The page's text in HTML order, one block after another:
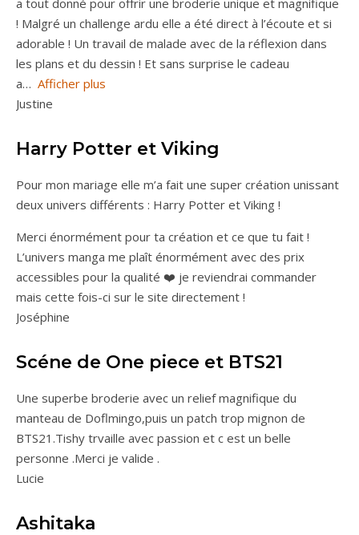
a tout donné pour offrir une broderie unique et magnifique
! Malgré un challenge ardu elle a été direct à l’écoute et si
adorable ! Un travail de malade avec de la réflexion dans
les plans et du dessin ! Et sans surprise le cadeau
a
Afficher plus
Justine
Harry Potter et Viking
Pour mon mariage elle m’a fait une super création unissant
deux univers différents : Harry Potter et Viking !
Merci énormément pour ta création et ce que tu fait !
L’univers manga me plaît énormément avec des prix
accessibles pour la qualité ❤️ je reviendrai commander
mais cette fois-ci sur le site directement !
Joséphine
Scéne de One piece et BTS21
Une superbe broderie avec un relief magnifique du
manteau de Doflmingo,puis un patch trop mignon de
BTS21.Tishy trvaille avec passion et c est un belle
personne .Merci je valide .
Lucie
Ashitaka